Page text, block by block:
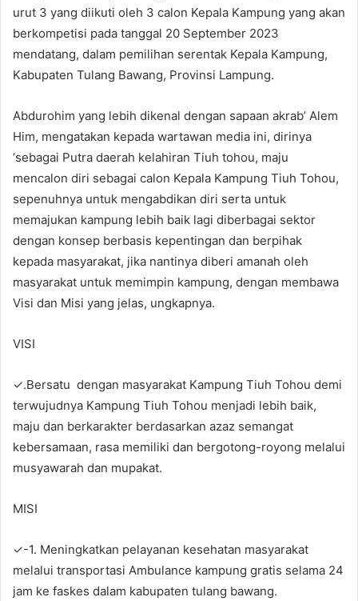
urut 3 yang diikuti oleh 3 calon Kepala Kampung yang akan
berkompetisi pada tanggal 20 September 2023
mendatang, dalam pemilihan serentak Kepala Kampung,
Kabupaten Tulang Bawang, Provinsi Lampung.
Abdurohim yang lebih dikenal dengan sapaan akrab’ Alem
Him, mengatakan kepada wartawan media ini, dirinya
‘sebagai Putra daerah kelahiran Tiuh tohou, maju
mencalon diri sebagai calon Kepala Kampung Tiuh Tohou,
sepenuhnya untuk mengabdikan diri serta untuk
memajukan kampung lebih baik lagi diberbagai sektor
dengan konsep berbasis kepentingan dan berpihak
kepada masyarakat, jika nantinya diberi amanah oleh
masyarakat untuk memimpin kampung, dengan membawa
Visi dan Misi yang jelas, ungkapnya.
VISI
✓.Bersatu dengan masyarakat Kampung Tiuh Tohou demi
terwujudnya Kampung Tiuh Tohou menjadi lebih baik,
maju dan berkarakter berdasarkan azaz semangat
kebersamaan, rasa memiliki dan bergotong-royong melalui
musyawarah dan mupakat.
MISI
✓-1. Meningkatkan pelayanan kesehatan masyarakat
melalui transportasi Ambulance kampung gratis selama 24
jam ke faskes dalam kabupaten tulang bawang.